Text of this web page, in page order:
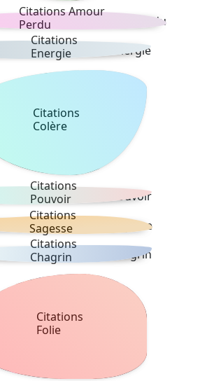
Citations Amour
Perdu
Citations
Energie
Citations
Colère
Citations
Pouvoir
Citations
Sagesse
Citations
Chagrin
Citations
Folie